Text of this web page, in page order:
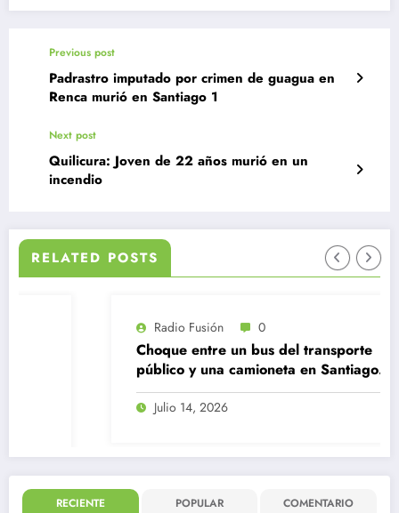
Previous post
Padrastro imputado por crimen de guagua en
Renca murió en Santiago 1
Next post
Quilicura: Joven de 22 años murió en un
incendio
RELATED POSTS
Radio Fusión 0
Choque entre un bus del transporte
público y una camioneta en Santiago
Julio 14, 2026
RECIENTE POPULAR COMENTARIO